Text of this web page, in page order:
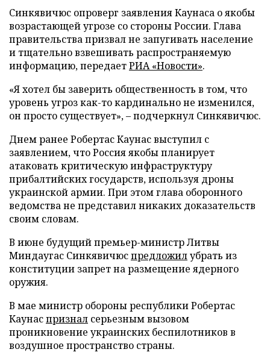
Синкявичюс опроверг заявления Каунаса о якобы
возрастающей угрозе со стороны России. Глава
правительства призвал не запугивать население
и тщательно взвешивать распространяемую
информацию, передаетРИА «Новости».
«Я хотел бы заверить общественность в том, что
уровень угроз как-то кардинально не изменился,
он просто существует», – подчеркнул Синкявичюс.
Днем ранее Робертас Каунас выступил с
заявлением, что Россия якобы планирует
атаковать критическую инфраструктуру
прибалтийских государств, используя дроны
украинской армии. При этом глава оборонного
ведомства не представил никаких доказательств
своим словам.
В июне будущий премьер-министр Литвы
Миндаугас Синкявичюспредложилубрать из
конституции запрет на размещение ядерного
оружия.
В мае министр обороны республики Робертас
Каунаспризнал серьезным вызовом
проникновение украинских беспилотников в
воздушное пространство страны.